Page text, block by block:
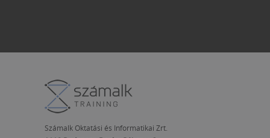
Számalk Oktatási és Informatikai Zrt.